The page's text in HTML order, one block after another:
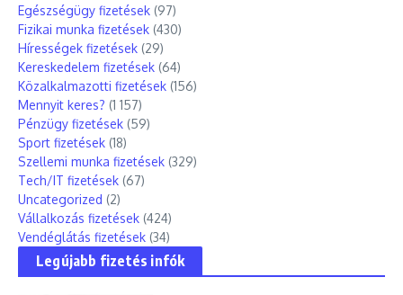
Egészségügy fizetések (97)
Fizikai munka fizetések (430)
Hírességek fizetések (29)
Kereskedelem fizetések (64)
Közalkalmazotti fizetések (156)
Mennyit keres? (1 157)
Pénzügy fizetések (59)
Sport fizetések (18)
Szellemi munka fizetések (329)
Tech/IT fizetések (67)
Uncategorized (2)
Vállalkozás fizetések (424)
Vendéglátás fizetések (34)
Legújabb fizetés infók